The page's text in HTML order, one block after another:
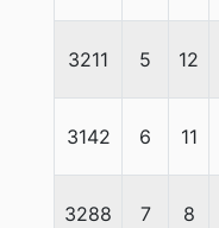
3211 5 12
3142 6 11
3288 7 8